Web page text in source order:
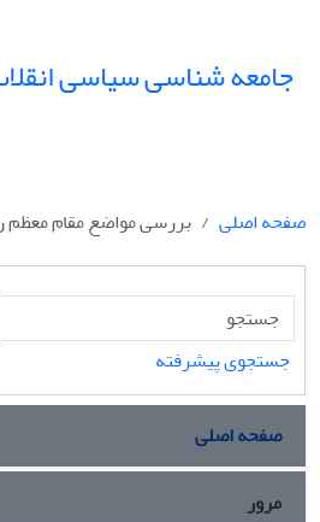
جامعه شناسی سیاسی
صفحه اصلی بررسی مواضع مقام معظم
جستجوی پیشرفته
صفحه اصلی
مرور